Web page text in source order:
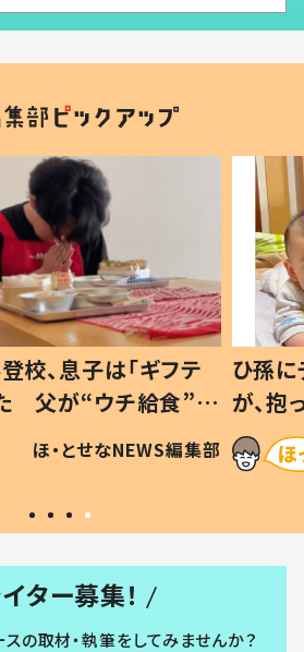
校、息子は「ギフテ
た 父が“ウチ給食”を
理由とは #令和の親
ほ・とせなNEWS編集部
ひ孫
が、
「涙が
い」
ター募集！
の取材・執筆をしてみませんか？